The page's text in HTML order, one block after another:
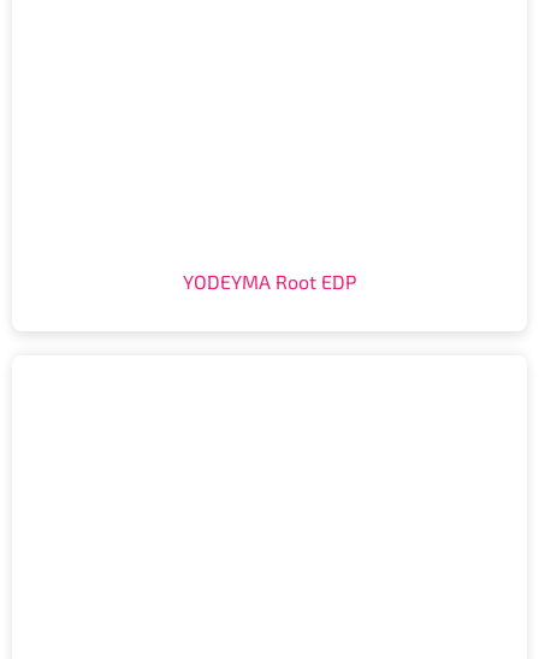
YODEYMA Root EDP